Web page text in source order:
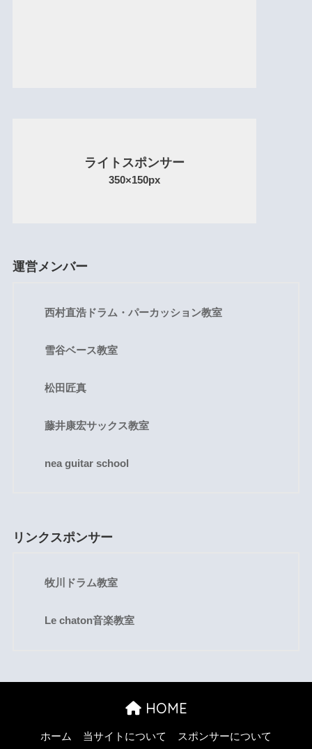
ライトスポンサー
350×150px
運営メンバー
西村直浩ドラム・パーカッション教室
雪谷ベース教室
松田匠真
藤井康宏サックス教室
nea guitar school
リンクスポンサー
牧川ドラム教室
Le chaton音楽教室
HOME
ホーム 当サイトについて スポンサーについて